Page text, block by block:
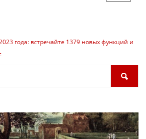
года: встречайте 1379 новых функций и